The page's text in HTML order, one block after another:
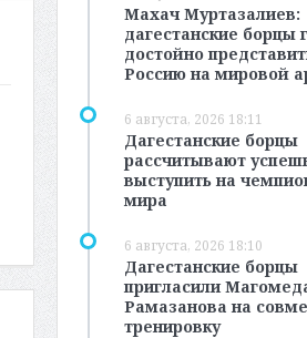
Махач Муртазалиев:
дагестанские борцы
достойно
Россию на мировой
6 августа, 2026 18:11
Дагестанские борцы
рассчитывают
выступить на
мира
6 августа, 2026 18:10
Дагестанские борцы
пригласили
Рамазанова на
тренировку